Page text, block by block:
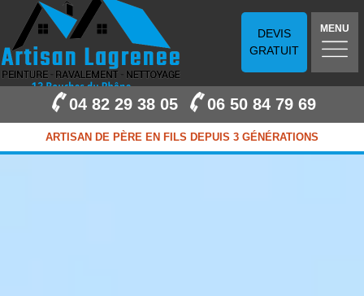
DEVIS
GRATUIT
MENU
04 82 29 38 05 06 50 84 79 69
ARTISAN DE PÈRE EN FILS DEPUIS 3 GÉNÉRATIONS